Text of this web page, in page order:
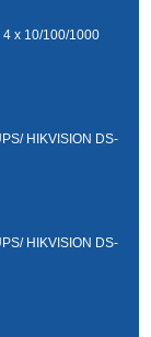
4 x 10/100/1000
HIKVISION DS-
HIKVISION DS-